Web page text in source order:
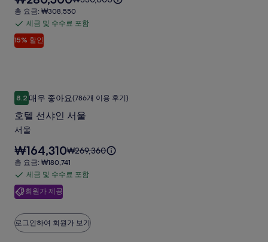
사
진
갤
러
한
정
세
울
명
동
갤
러
리
15% 할인
금
은
₩280,500
입
니
금
은
금
대
세
정
인
해
주
총
요
금:
₩308,550
총 요금: ₩308,550
세
금
료
포
함
세금 및 수수료 포함
호
텔
선
샤
인
서
울
사
진
갤
8.210점 만점 중 8.2점, 매우 좋아요, (786개 이용 후기)
매우 좋아요(786개 이용 후기)
호텔 선샤인 서울
서울
회원가 제공
요
금
은
₩164,310
입
니
다.
₩164,310요
금
은
표
준
요
₩269,360
총
요
금:
₩180,741
총 요금: ₩180,741
세
금
수
수
세금 및 수수료 포함
호텔 선샤인 서울
로그인하여 회원가 보기